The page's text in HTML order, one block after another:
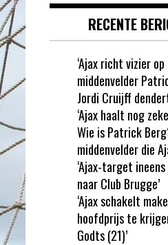
RECENTE
‘Ajax richt vizier
middenvelder
Jordi Cruijff
‘Ajax haalt nog
Wie is Patrick
middenvelder die
‘Ajax-target
naar Club Brugge’
‘Ajax schakelt
hoofdprijs te
Godts (21)’